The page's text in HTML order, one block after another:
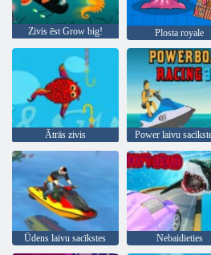
Zivis ēst Grow big! Plosta royale
Ātrās zivis
Ūdens laivu sacīkstes Nebaidieties